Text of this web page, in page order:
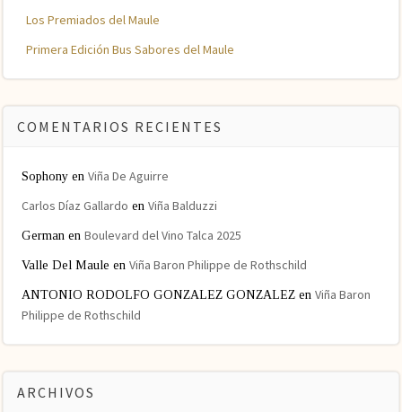
Los Premiados del Maule
Primera Edición Bus Sabores del Maule
COMENTARIOS RECIENTES
Sophony en Viña De Aguirre
Carlos Díaz Gallardo en Viña Balduzzi
German en Boulevard del Vino Talca 2025
Valle Del Maule en Viña Baron Philippe de Rothschild
ANTONIO RODOLFO GONZALEZ GONZALEZ en Viña Baron
Philippe de Rothschild
ARCHIVOS